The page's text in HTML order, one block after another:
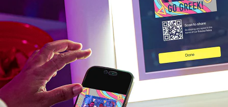
Pobierz
Aplikacja towarzysząca
Łatwe monitorowanie stanu fotobudki. Otrzymuj
natychmiastowe powiadomienia, gdy nastąpi
zacięcie papieru, nowa aktualizacja
oprogramowania układowego, nowe klatki w
urządzeniu, gdy w fotobudce zabraknie papieru i nie
tylko.